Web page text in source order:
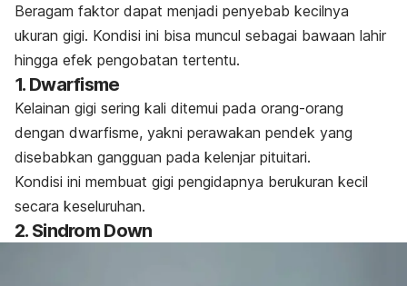
Beragam faktor dapat menjadi penyebab kecilnya
ukuran gigi. Kondisi ini bisa muncul sebagai bawaan lahir
hingga efek pengobatan tertentu.
1. Dwarfisme
Kelainan gigi sering kali ditemui pada orang-orang
dengan dwarfisme, yakni perawakan pendek yang
disebabkan gangguan pada kelenjar pituitari.
Kondisi ini membuat gigi pengidapnya berukuran kecil
secara keseluruhan.
2. Sindrom Down